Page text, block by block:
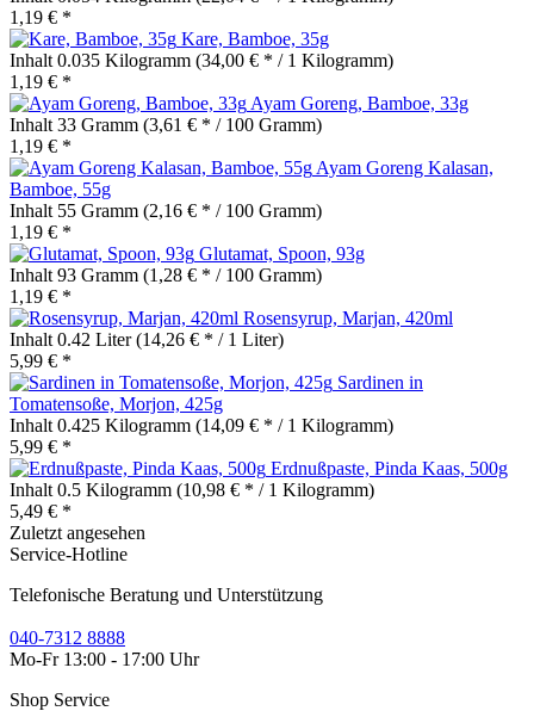
1,19 € *
Kare, Bamboe, 35g
Inhalt 0.035 Kilogramm (34,00 € * / 1 Kilogramm)
1,19 € *
Ayam Goreng, Bamboe, 33g
Inhalt 33 Gramm (3,61 € * / 100 Gramm)
1,19 € *
Ayam Goreng Kalasan,
Bamboe, 55g
Inhalt 55 Gramm (2,16 € * / 100 Gramm)
1,19 € *
Glutamat, Spoon, 93g
Inhalt 93 Gramm (1,28 € * / 100 Gramm)
1,19 € *
Rosensyrup, Marjan, 420ml
Inhalt 0.42 Liter(14,26 € * / 1 Liter)
5,99 € *
Sardinen in
Tomatensoße, Morjon, 425g
Inhalt 0.425 Kilogramm (14,09 € * / 1 Kilogramm)
5,99 € *
Erdnußpaste, Pinda Kaas, 500g
Inhalt 0.5 Kilogramm (10,98 € * / 1 Kilogramm)
5,49 € *
Zuletzt angesehen
Service-Hotline
Telefonische Beratung und Unterstützung
040-7312 8888
Mo-Fr 13:00 - 17:00 Uhr
Shop Service